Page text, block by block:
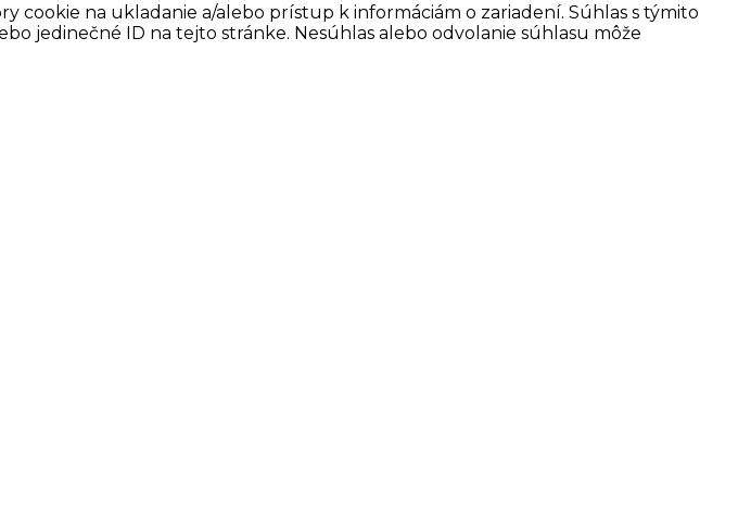
cookie na ukladanie a/alebo prístup k informáciám o zariadení. Súhlas s týmito
jedinečné ID na tejto stránke. Nesúhlas alebo odvolanie súhlasu môže